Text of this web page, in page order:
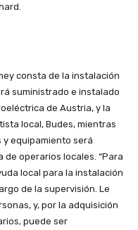
consta de la instalación
suministrado e instalado
de Austria, y la
local, Budes, mientras
equipamiento será
operarios locales. “Para
local para la instalación
de la supervisión. Le
y, por la adquisición
puede ser